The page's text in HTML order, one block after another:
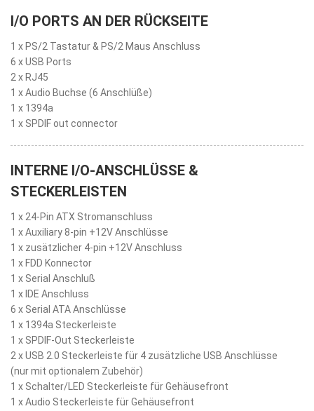
I/O PORTS AN DER RÜCKSEITE
1 x PS/2 Tastatur & PS/2 Maus Anschluss
6 x USB Ports
2 x RJ45
1 x Audio Buchse (6 Anschlüße)
1 x 1394a
1 x SPDIF out connector
INTERNE I/O-ANSCHLÜSSE &
STECKERLEISTEN
1 x 24-Pin ATX Stromanschluss
1 x Auxiliary 8-pin +12V Anschlüsse
1 x zusätzlicher 4-pin +12V Anschluss
1 x FDD Konnector
1 x Serial Anschluß
1 x IDE Anschluss
6 x Serial ATA Anschlüsse
1 x 1394a Steckerleiste
1 x SPDIF-Out Steckerleiste
2 x USB 2.0 Steckerleiste für 4 zusätzliche USB Anschlüsse
(nur mit optionalem Zubehör)
1 x Schalter/LED Steckerleiste für Gehäusefront
1 x Audio Steckerleiste für Gehäusefront